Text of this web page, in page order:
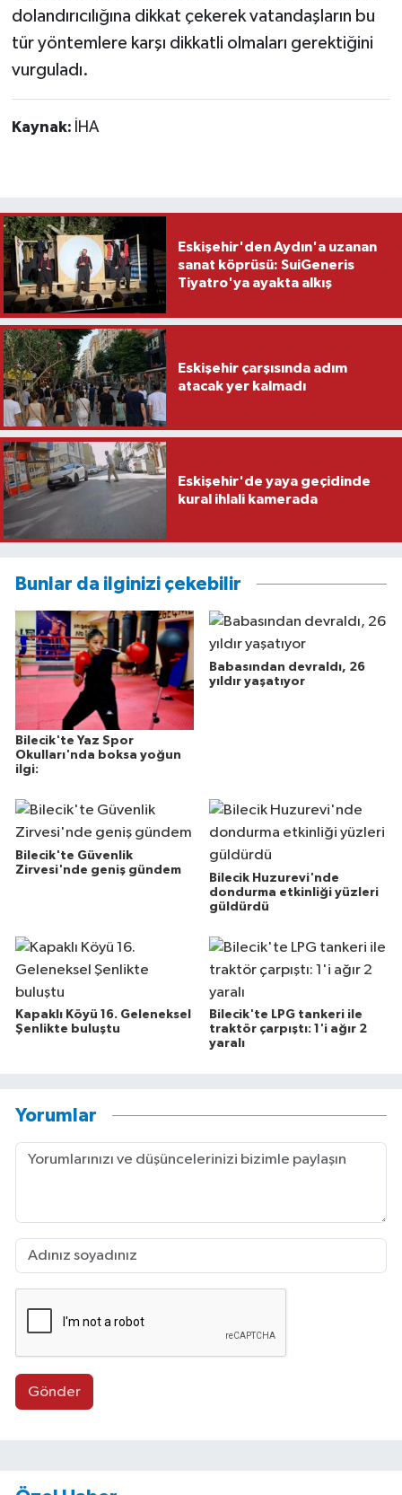
dolandırıcılığına dikkat çekerek vatandaşların bu
tür yöntemlere karşı dikkatli olmaları gerektiğini
vurguladı.
Kaynak: İHA
Eskişehir'den Aydın'a uzanan
sanat köprüsü: SuiGeneris
Tiyatro'ya ayakta alkış
Eskişehir çarşısında adım
atacak yer kalmadı
Eskişehir'de yaya geçidinde
kural ihlali kamerada
Bunlar da ilginizi çekebilir
Bilecik'te Yaz Spor
Okulları'nda boksa yoğun
ilgi:
Babasından devraldı, 26
yıldır yaşatıyor
Bilecik'te Güvenlik
Zirvesi'nde geniş gündem
Bilecik Huzurevi'nde
dondurma etkinliği yüzleri
güldürdü
Kapaklı Köyü 16. Geleneksel
Şenlikte buluştu
Bilecik'te LPG tankeri ile
traktör çarpıştı: 1'i ağır 2
yaralı
Yorumlar
Gönder